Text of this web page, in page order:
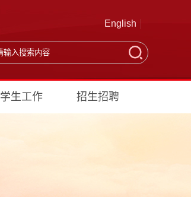
English
学生工作 招生招聘